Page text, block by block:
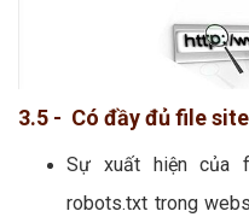
3.5 - Có đầy đủ file
Sự xuất hiện của
robots.txt trong